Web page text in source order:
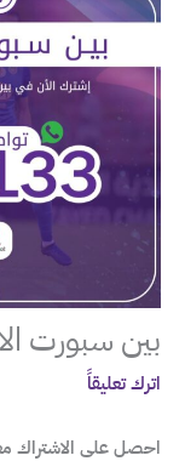
بين سبورت الاندلس
اترك تعليقاً
احصل على الاشتراك